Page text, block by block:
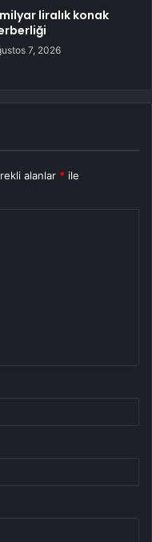
liralık konak
7, 2026
alanlar * ile